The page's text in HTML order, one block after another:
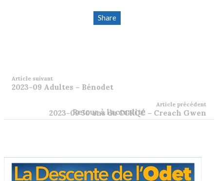
Share
Article suivant
2023-09 Adultes – Bénodet
Article précédent
2023-09 50 ans du CCKQC – Creach Gwen
Retour à l'actualité